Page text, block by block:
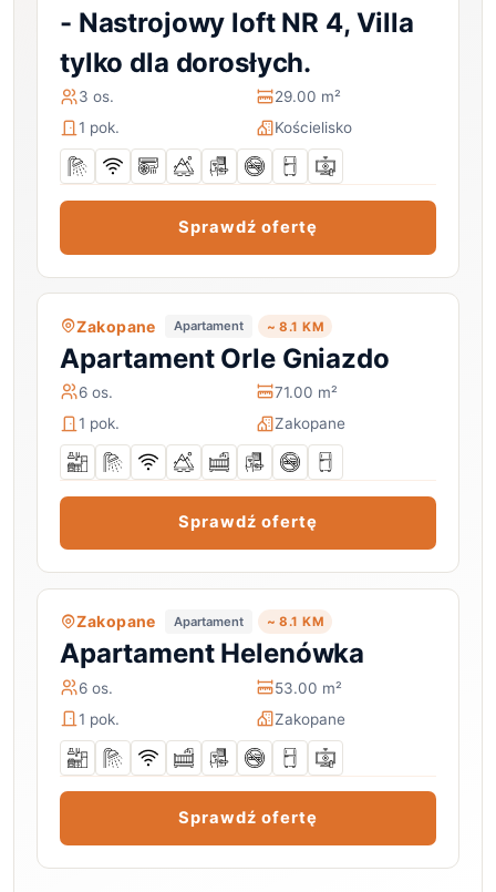
- Nastrojowy loft NR 4, Villa
tylko dla dorosłych.
3 os.
29.00 m²
1 pok.
Kościelisko
Sprawdź ofertę
Zakopane Apartament ~ 8.1 KM
Apartament Orle Gniazdo
6 os.
71.00 m²
1 pok.
Zakopane
Sprawdź ofertę
Zakopane Apartament ~ 8.1 KM
Apartament Helenówka
6 os.
53.00 m²
1 pok.
Zakopane
Sprawdź ofertę